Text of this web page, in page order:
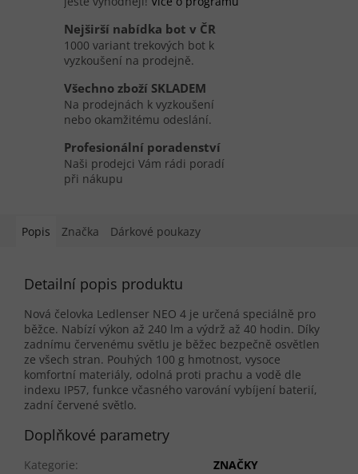
Nejširší nabídka bot v ČR
1000 variant trekových bot k
vyzkoušení na prodejně.
Všechno zboží SKLADEM
Na prodejnách k vyzkoušení
nebo okamžitému odeslání.
Profesionální poradenství
Naši prodejci Vám rádi poradí
při nákupu
Popis Značka Dárkové poukazy
Detailní popis produktu
Nová čelovka Ledlenser NEO 4 je určená speciálně pro
běžce. Nabízí výkon až 240 lm a výdrž až 40 hodin. Díky
zadnímu červenému světlu je běžec bezpečně osvětlen
ze všech stran. Pouhých 100 g hmotnost, vysoce
komfortní materiály, odolná proti prachu a vodě dle
indexu IP57, funkce včasného varování vybíjení baterií,
zadní červené světlo.
Doplňkové parametry
Kategorie:
ZNAČKY